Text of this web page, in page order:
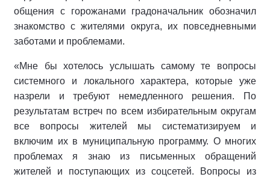
общения с горожанами градоначальник обозначил
знакомство с жителями округа, их повседневными
заботами и проблемами.
«Мне бы хотелось услышать самому те вопросы
системного и локального характера, которые уже
назрели и требуют немедленного решения. По
результатам встреч по всем избирательным округам
все вопросы жителей мы систематизируем и
включим их в муниципальную программу. О многих
проблемах я знаю из письменных обращений
жителей и поступающих из соцсетей. Вопросы из